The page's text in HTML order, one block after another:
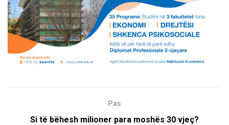
Pas
Si të bëhesh milioner para moshës 30 vjeç?